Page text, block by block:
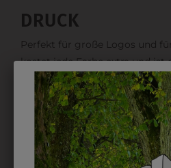
DRUCK
Perfekt für große Logos und
kostet jede Farbe extra und ist
möglich. Waschbar bis zu 60°C.